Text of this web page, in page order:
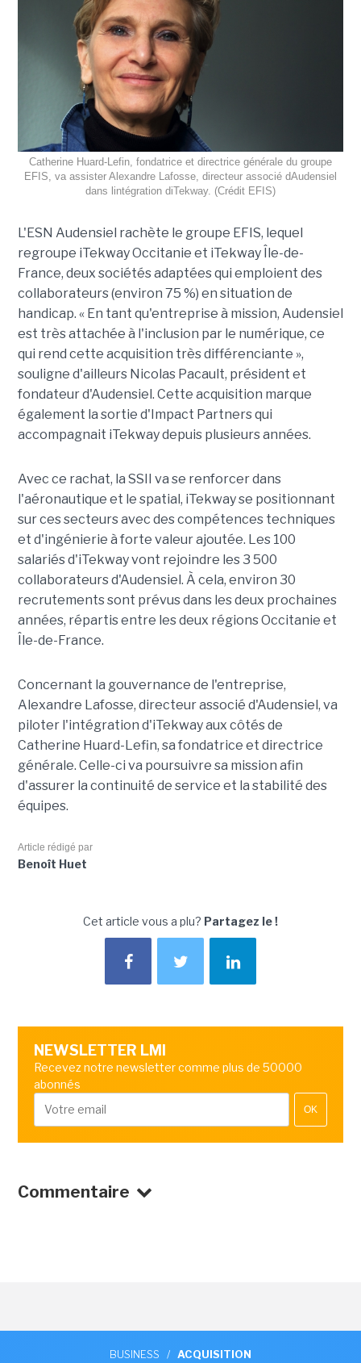
Catherine Huard-Lefin, fondatrice et directrice générale du groupe
EFIS, va assister Alexandre Lafosse, directeur associé dAudensiel
dans lintégration diTekway. (Crédit EFIS)
L'ESN Audensiel rachète le groupe EFIS, lequel
regroupe iTekway Occitanie et iTekway Île-de-
France, deux sociétés adaptées qui emploient des
collaborateurs (environ 75 %) en situation de
handicap. « En tant qu'entreprise à mission, Audensiel
est très attachée à l'inclusion par le numérique, ce
qui rend cette acquisition très différenciante »,
souligne d'ailleurs Nicolas Pacault, président et
fondateur d'Audensiel. Cette acquisition marque
également la sortie d'Impact Partners qui
accompagnait iTekway depuis plusieurs années.
Avec ce rachat, la SSII va se renforcer dans
l'aéronautique et le spatial, iTekway se positionnant
sur ces secteurs avec des compétences techniques
et d'ingénierie à forte valeur ajoutée. Les 100
salariés d'iTekway vont rejoindre les 3 500
collaborateurs d'Audensiel. À cela, environ 30
recrutements sont prévus dans les deux prochaines
années, répartis entre les deux régions Occitanie et
Île-de-France.
Concernant la gouvernance de l'entreprise,
Alexandre Lafosse, directeur associé d'Audensiel, va
piloter l'intégration d'iTekway aux côtés de
Catherine Huard-Lefin, sa fondatrice et directrice
générale. Celle-ci va poursuivre sa mission afin
d'assurer la continuité de service et la stabilité des
équipes.
Article rédigé par
Benoît Huet
Cet article vous a plu? Partagez le !
NEWSLETTER LMI
Recevez notre newsletter comme plus de 50000
abonnés
OK
Commentaire
BUSINESS / ACQUISITION